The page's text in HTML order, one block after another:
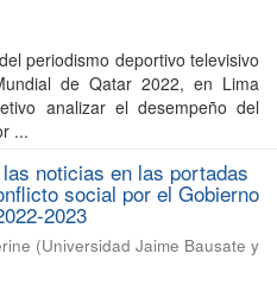
periodismo deportivo televisivo
de Qatar 2022, en Lima
analizar el desempeño del
...
noticias en las portadas
social por el Gobierno
2023
(Universidad Jaime Bausate y